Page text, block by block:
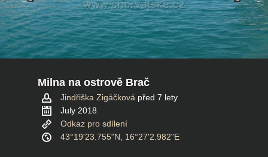
Milna na ostrově Brač
Jindřiška Zigáčková před 7 lety
July 2018
Odkaz pro sdílení
43°19'23.755"N, 16°27'2.982"E